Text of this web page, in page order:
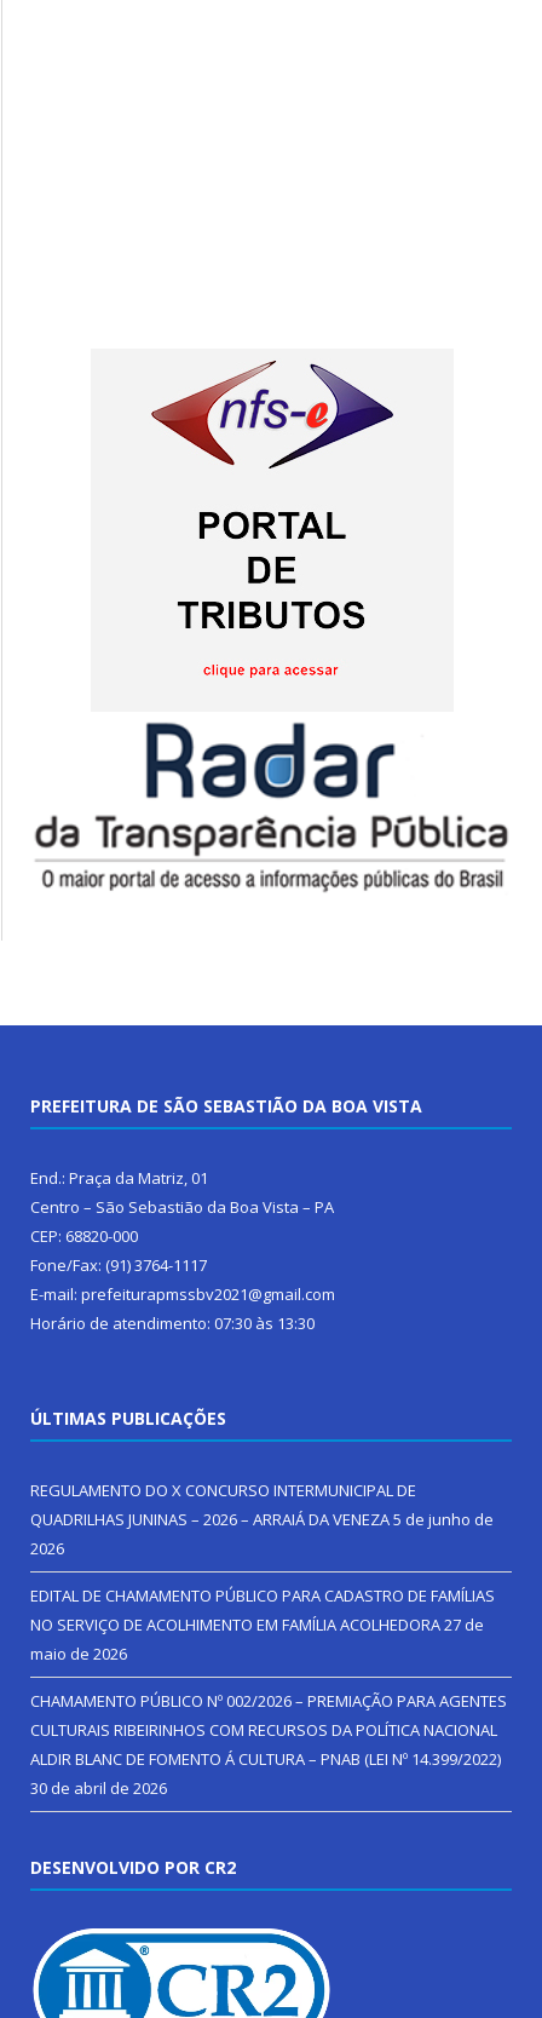
PREFEITURA DE SÃO SEBASTIÃO DA BOA VISTA
End.: Praça da Matriz, 01
Centro – São Sebastião da Boa Vista – PA
CEP: 68820-000
Fone/Fax: (91) 3764-1117
E-mail: prefeiturapmssbv2021@gmail.com
Horário de atendimento: 07:30 às 13:30
ÚLTIMAS PUBLICAÇÕES
REGULAMENTO DO X CONCURSO INTERMUNICIPAL DE
QUADRILHAS JUNINAS – 2026 – ARRAIÁ DA VENEZA5 de junho de
2026
EDITAL DE CHAMAMENTO PÚBLICO PARA CADASTRO DE FAMÍLIAS
NO SERVIÇO DE ACOLHIMENTO EM FAMÍLIA ACOLHEDORA27 de
maio de 2026
CHAMAMENTO PÚBLICO Nº 002/2026 – PREMIAÇÃO PARA AGENTES
CULTURAIS RIBEIRINHOS COM RECURSOS DA POLÍTICA NACIONAL
ALDIR BLANC DE FOMENTO Á CULTURA – PNAB (LEI Nº 14.399/2022)
30 de abril de 2026
DESENVOLVIDO POR CR2